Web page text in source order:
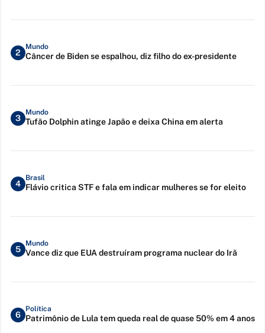
2
Mundo
Câncer de Biden se espalhou, diz filho do ex-presidente
3
Mundo
Tufão Dolphin atinge Japão e deixa China em alerta
4
Brasil
Flávio critica STF e fala em indicar mulheres se for eleito
5
Mundo
Vance diz que EUA destruíram programa nuclear do Irã
6
Política
Patrimônio de Lula tem queda real de quase 50% em 4 anos